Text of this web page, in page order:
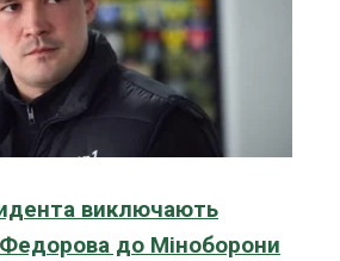
виключають
до Міноборони